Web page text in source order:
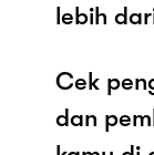
lebih
Cek
dan